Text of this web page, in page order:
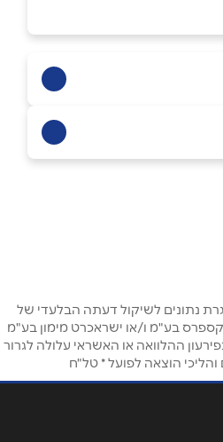
בוואטסאפ
נתונים לשיקול דעתה הבלעדי של
בע"מ ו/או ישראכרט מימון בע"מ
ההלוואה או האשראי עלולה לגרור
והליכי הוצאה לפועל * טל"ח